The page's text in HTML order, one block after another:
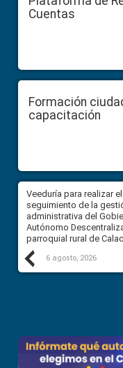
Cuentas
Formación
capacitación
Previous
Veeduría para realizar el
seguimiento de la
administrativa del
Autónomo
parroquial rural de
6 agosto, 2026